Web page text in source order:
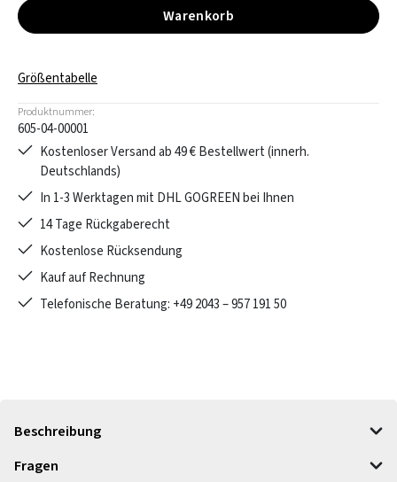
Warenkorb
Größentabelle
Produktnummer:
605-04-00001
Kostenloser Versand ab 49 € Bestellwert (innerh.
Deutschlands)
In 1-3 Werktagen mit DHL GOGREEN bei Ihnen
14 Tage Rückgaberecht
Kostenlose Rücksendung
Kauf auf Rechnung
Telefonische Beratung: +49 2043 – 957 191 50
Beschreibung
Fragen